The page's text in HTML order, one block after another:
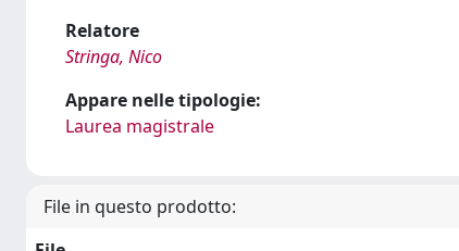
Relatore
Stringa, Nico
Appare nelle tipologie:
Laurea magistrale
File in questo prodotto: